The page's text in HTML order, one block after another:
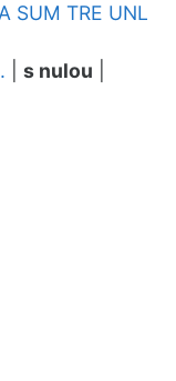
SUM TRE UNL
s nulou